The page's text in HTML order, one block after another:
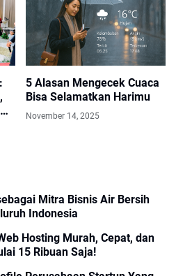
5 Alasan Mengecek Cuaca
Bisa Selamatkan Harimu
November 14, 2025
Mitra Bisnis Air Bersih
Indonesia
Hosting Murah, Cepat, dan
15 Ribuan Saja!